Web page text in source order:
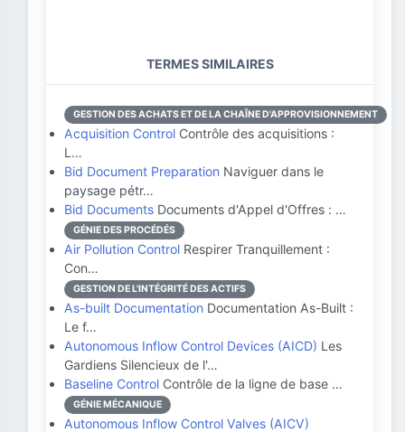
TERMES SIMILAIRES
GESTION DES ACHATS ET DE LA CHAÎNE D'APPROVISIONNEMENT
Acquisition Control Contrôle des acquisitions :
L…
Bid Document Preparation Naviguer dans le
paysage pétr…
Bid Documents Documents d'Appel d'Offres : …
GÉNIE DES PROCÉDÉS
Air Pollution Control Respirer Tranquillement :
Con…
GESTION DE L'INTÉGRITÉ DES ACTIFS
As-built Documentation Documentation As-Built :
Le f…
Autonomous Inflow Control Devices (AICD) Les
Gardiens Silencieux de l'…
Baseline Control Contrôle de la ligne de base …
GÉNIE MÉCANIQUE
Autonomous Inflow Control Valves (AICV)